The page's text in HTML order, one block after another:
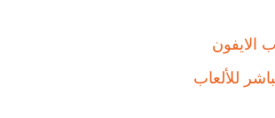
الايفون
للألعاب